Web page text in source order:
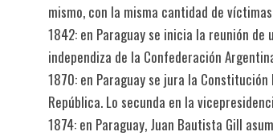
mismo, con la misma cantidad de
1842: en Paraguay se inicia la reunión de
independiza de la Confederación
1870: en Paraguay se jura la
República. Lo secunda en la
1874: en Paraguay, Juan Bautista Gill